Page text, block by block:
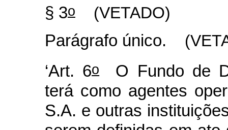
§ 3o
(VETADO)
Parágrafo único.
‘Art. 6oO Fundo de
terá como agentes
S.A. e outras